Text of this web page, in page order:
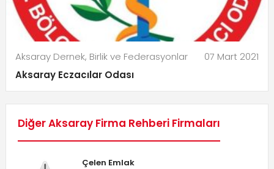
Aksaray Dernek, Birlik ve Federasyonlar
07 Mart 2021
Aksaray Eczacılar Odası
Diğer Aksaray Firma Rehberi Firmaları
Çelen Emlak